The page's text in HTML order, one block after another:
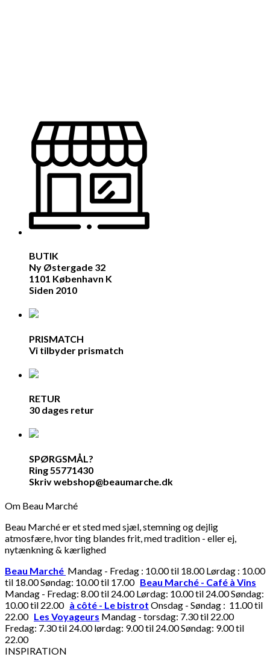
BUTIK
Ny Østergade 32
1101 København K
Siden 2010
PRISMATCH
Vi tilbyder prismatch
RETUR
30 dages retur
SPØRGSMÅL?
Ring 55771430
Skriv webshop@beaumarche.dk
Om Beau Marché
Beau Marché er et sted med sjæl, stemning og dejlig
atmosfære, hvor ting blandes frit, med tradition - eller ej,
nytænkning & kærlighed
Beau Marché Mandag - Fredag : 10.00 til 18.00 Lørdag : 10.00
til 18.00 Søndag: 10.00 til 17.00 Beau Marché - Café à Vins
Mandag - Fredag: 8.00 til 24.00 Lørdag: 10.00 til 24.00 Søndag:
10.00 til 22.00 à côté - Le bistrot Onsdag - Søndag : 11.00 til
22.00 Les Voyageurs Mandag - torsdag: 7.30 til 22.00
Fredag: 7.30 til 24.00 lørdag: 9.00 til 24.00 Søndag: 9.00 til
22.00
INSPIRATION